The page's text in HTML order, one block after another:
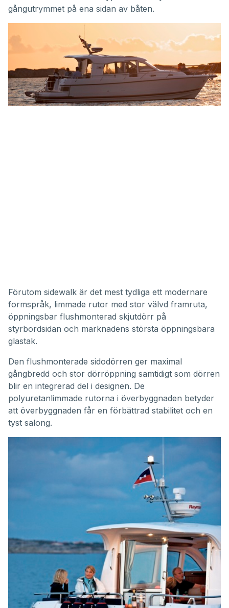
gångutrymmet på ena sidan av båten.
Förutom sidewalk är det mest tydliga ett modernare
formspråk, limmade rutor med stor välvd framruta,
öppningsbar flushmonterad skjutdörr på
styrbordsidan och marknadens största öppningsbara
glastak.
Den flushmonterade sidodörren ger maximal
gångbredd och stor dörröppning samtidigt som dörren
blir en integrerad del i designen. De
polyuretanlimmade rutorna i överbyggnaden betyder
att överbyggnaden får en förbättrad stabilitet och en
tyst salong.